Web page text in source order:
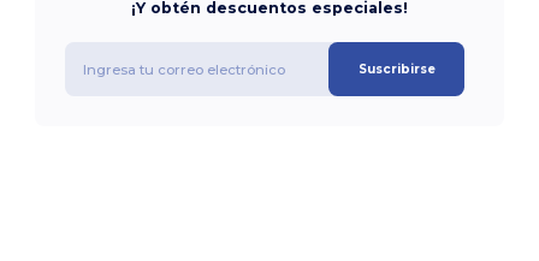
¡Y obtén descuentos especiales!
Suscribirse